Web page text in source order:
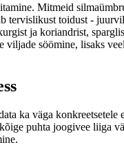
Mitmeid
tervislikust toidust -
ja koriandrist,
viljade söömine, lisaks
ka väga
puhta joogivee liiga